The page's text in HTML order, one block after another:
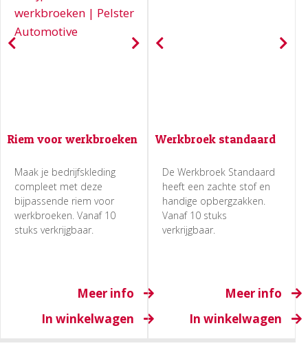
Riem voor werkbroeken
Meer info
In winkelwagen
Maak je bedrijfskleding
compleet met deze
bijpassende riem voor
werkbroeken. Vanaf 10
stuks verkrijgbaar.
Werkbroek standaard
Meer info
In winkelwagen
De Werkbroek Standaard
heeft een zachte stof en
handige opbergzakken.
Vanaf 10 stuks
verkrijgbaar.